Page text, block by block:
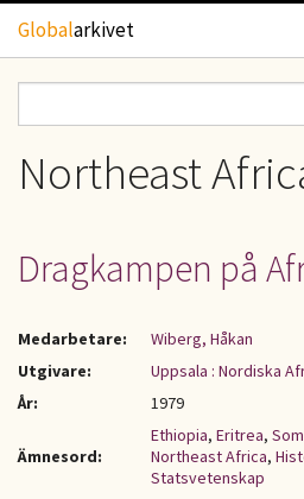
Hoppa till huvudinnehåll
Globalarkivet
TIDSKRIFTER
UPPHOVSRÄTT
OM OSS
KONTAKT
Northeast
Dragkampen på
Medarbetare:
Wiberg, Håkan
Utgivare:
Uppsala : Nordiska
År:
1979
Ämnesord:
Ethiopia, Eritrea,
Northeast Africa,
Statsvetenskap